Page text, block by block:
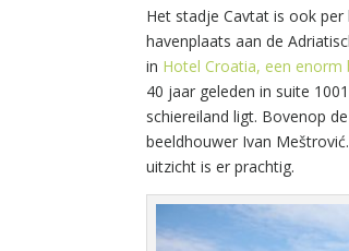
Het stadje Cavtat is ook
havenplaats aan de
in Hotel Croatia, een
40 jaar geleden in suite
schiereiland ligt. Bovenop
beeldhouwer Ivan
uitzicht is er prachtig.